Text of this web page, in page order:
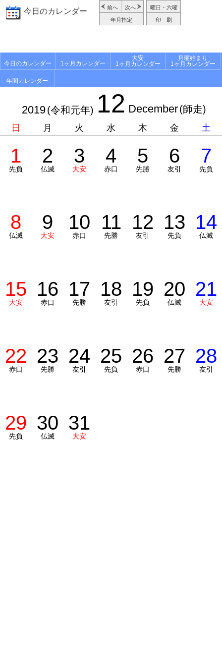
今日のカレンダー 前へ 次へ
年月指定
曜日・六曜
印 刷
今日のカレンダー 1ヶ月カレンダー
大安
1ヶ月カレンダー
月曜始まり
1ヶ月カレンダー
年間カレンダー
2019(令和元年) 12 December(師走)
日 月 火 水 木 金 土
1
先負
2
仏滅
3
大安
4
赤口
5
先勝
6
友引
7
先負
8
仏滅
9
大安
10
赤口
11
先勝
12
友引
13
先負
14
仏滅
15
大安
16
赤口
17
先勝
18
友引
19
先負
20
仏滅
21
大安
22
赤口
23
先勝
24
友引
25
先負
26
赤口
27
先勝
28
友引
29
先負
30
仏滅
31
大安